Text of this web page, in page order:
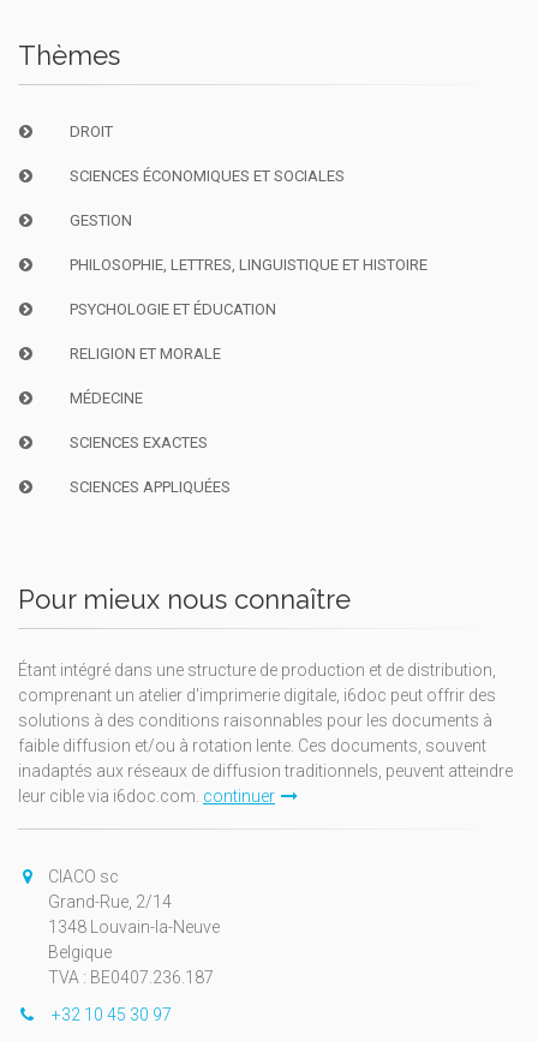
Thèmes
DROIT
SCIENCES ÉCONOMIQUES ET SOCIALES
GESTION
PHILOSOPHIE, LETTRES, LINGUISTIQUE ET HISTOIRE
PSYCHOLOGIE ET ÉDUCATION
RELIGION ET MORALE
MÉDECINE
SCIENCES EXACTES
SCIENCES APPLIQUÉES
Pour mieux nous connaître
Étant intégré dans une structure de production et de distribution,
comprenant un atelier d'imprimerie digitale, i6doc peut offrir des
solutions à des conditions raisonnables pour les documents à
faible diffusion et/ou à rotation lente. Ces documents, souvent
inadaptés aux réseaux de diffusion traditionnels, peuvent atteindre
leur cible via i6doc.com. continuer
CIACO sc
Grand-Rue, 2/14
1348 Louvain-la-Neuve
Belgique
TVA : BE0407.236.187
+32 10 45 30 97